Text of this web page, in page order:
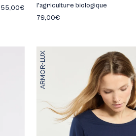
55,00€
l'agriculture biologique
79,00€
ARMOR-LUX